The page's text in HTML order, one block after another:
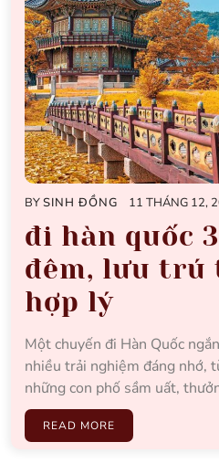
BYSINH ĐỒNG 11 THÁNG 12,
đi hàn quốc
đêm, lưu trú
hợp lý
Một chuyến đi Hàn Quốc
nhiều trải nghiệm đáng nhớ,
những con phố sầm uất,
READ MORE